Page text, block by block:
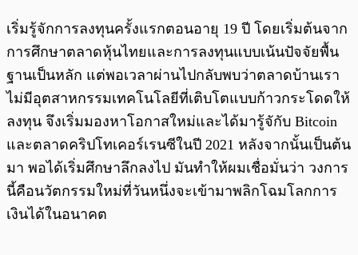
เริ่มรู้จักการลงทุนครั้งแรกตอนอายุ 19 ปี โดยเริ่มต้นจาก
การศึกษาตลาดหุ้นไทยและการลงทุนแบบเน้นปัจจัยพื้น
ฐานเป็นหลัก แต่พอเวลาผ่านไปกลับพบว่าตลาดบ้านเรา
ไม่มีอุตสาหกรรมเทคโนโลยีที่เติบโตแบบก้าวกระโดดให้
ลงทุน จึงเริ่มมองหาโอกาสใหม่และได้มารู้จักับ Bitcoin
และตลาดคริปโทเคอร์เรนซีในปี 2021 หลังจากนั้นเป็นต้น
มา พอได้เริ่มศึกษาลึกลงไป มันทำให้ผมเชื่อมั่นว่า วงการ
นี้คือนวัตกรรมใหม่ที่วันหนึ่งจะเข้ามาพลิกโฉมโลกการ
เงินได้ในอนาคต